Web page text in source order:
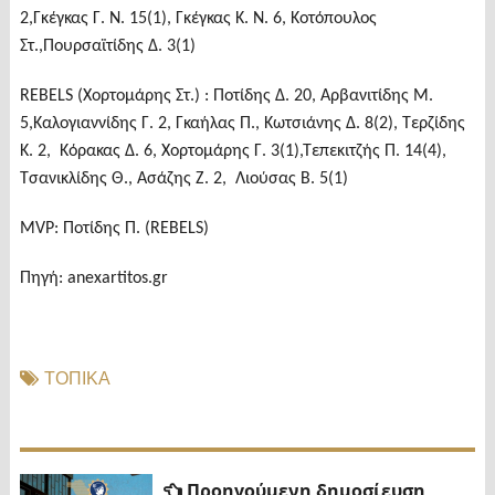
2,Γκέγκας Γ. Ν. 15(1), Γκέγκας Κ. Ν. 6, Κοτόπουλος
Στ.,Πουρσαϊτίδης Δ. 3(1)
REBELS (Χορτομάρης Στ.) : Ποτίδης Δ. 20, Αρβανιτίδης Μ.
5,Καλογιαννίδης Γ. 2, Γκαήλας Π., Κωτσιάνης Δ. 8(2), Τερζίδης
Κ. 2, Κόρακας Δ. 6, Χορτομάρης Γ. 3(1),Τεπεκιτζής Π. 14(4),
Τσανικλίδης Θ., Ασάζης Ζ. 2, Λιούσας Β. 5(1)
MVP: Ποτίδης Π. (REBELS)
Πηγή: anexartitos.gr
ΤΟΠΙΚΑ
Πλοήγηση